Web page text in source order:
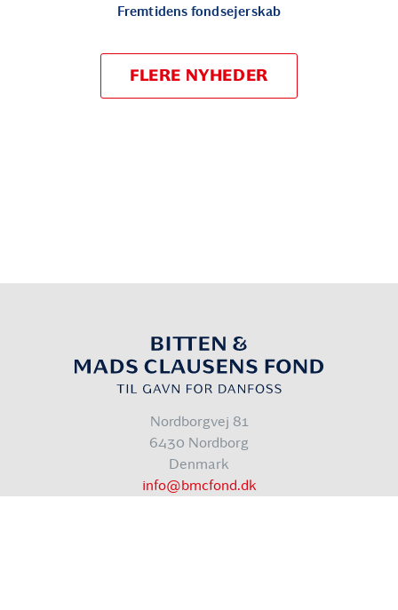
Fremtidens fondsejerskab
FLERE NYHEDER
Nordborgvej 81
6430 Nordborg
Denmark
info@bmcfond.dk